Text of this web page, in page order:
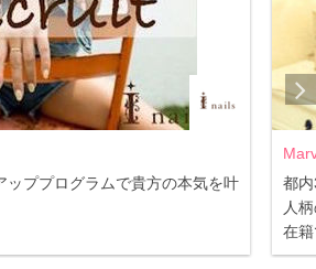
ッププログラムで貴方の本気を叶
都
人
在